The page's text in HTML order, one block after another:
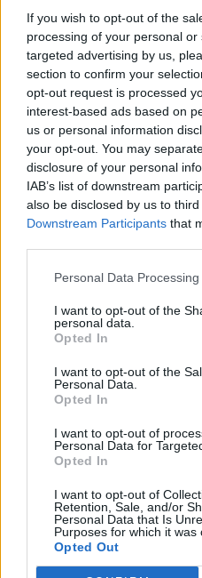
If you wish to opt-out of the
processing of your personal
targeted advertising by us,
section to confirm your
opt-out request is processed
interest-based ads based on
us or personal information
your opt-out. You may
disclosure of your personal
IAB’s list of downstream
also be disclosed by us to
Downstream Participants that
Personal Data
I want to opt-out of the
personal data.
Opted In
I want to opt-out of the
Personal Data.
Opted In
I want to opt-out of
Personal Data for
Opted In
I want to opt-out of
Retention, Sale, and/or
Personal Data that Is
Purposes for which it was
Opted Out
Tento uživatel zatím
fotografií. U neověřených
údaje
Okres:
Napsat
https://
Skype:
Informace o
Registrace od:
Online
Naposledy aktivní
Počet
Profil
Oblibené
Sledované diskuze: